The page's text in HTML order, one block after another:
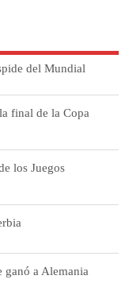
del Mundial
final de la Copa
los Juegos
ganó a Alemania